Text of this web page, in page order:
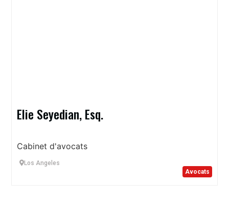
Elie Seyedian, Esq.
Cabinet d'avocats
Los Angeles
Avocats